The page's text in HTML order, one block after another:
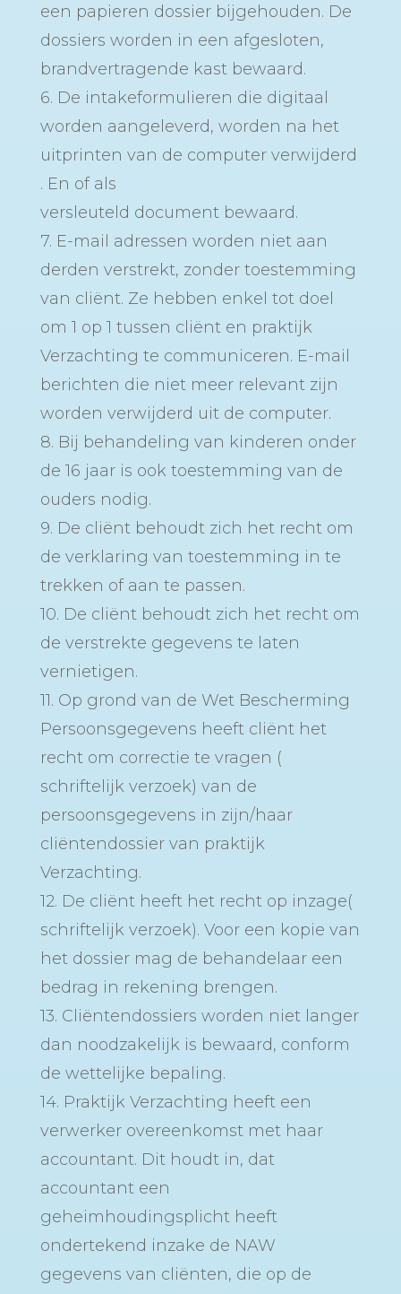
een papieren dossier bijgehouden. De
dossiers worden in een afgesloten,
brandvertragende kast bewaard.
6. De intakeformulieren die digitaal
worden aangeleverd, worden na het
uitprinten van de computer verwijderd
. En of als
versleuteld document bewaard.
7. E-mail adressen worden niet aan
derden verstrekt, zonder toestemming
van cliënt. Ze hebben enkel tot doel
om 1 op 1 tussen cliënt en praktijk
Verzachting te communiceren. E-mail
berichten die niet meer relevant zijn
worden verwijderd uit de computer.
8. Bij behandeling van kinderen onder
de 16 jaar is ook toestemming van de
ouders nodig.
9. De cliënt behoudt zich het recht om
de verklaring van toestemming in te
trekken of aan te passen.
10. De cliënt behoudt zich het recht om
de verstrekte gegevens te laten
vernietigen.
11. Op grond van de Wet Bescherming
Persoonsgegevens heeft cliënt het
recht om correctie te vragen (
schriftelijk verzoek) van de
persoonsgegevens in zijn/haar
cliëntendossier van praktijk
Verzachting.
12. De cliënt heeft het recht op inzage(
schriftelijk verzoek). Voor een kopie van
het dossier mag de behandelaar een
bedrag in rekening brengen.
13. Cliëntendossiers worden niet langer
dan noodzakelijk is bewaard, conform
de wettelijke bepaling.
14. Praktijk Verzachting heeft een
verwerker overeenkomst met haar
accountant. Dit houdt in, dat
accountant een
geheimhoudingsplicht heeft
ondertekend inzake de NAW
gegevens van cliënten, die op de